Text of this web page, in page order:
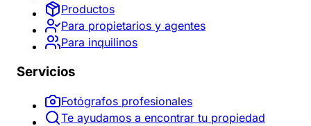
Productos
Para propietarios y agentes
Para inquilinos
Servicios
Fotógrafos profesionales
Te ayudamos a encontrar tu propiedad